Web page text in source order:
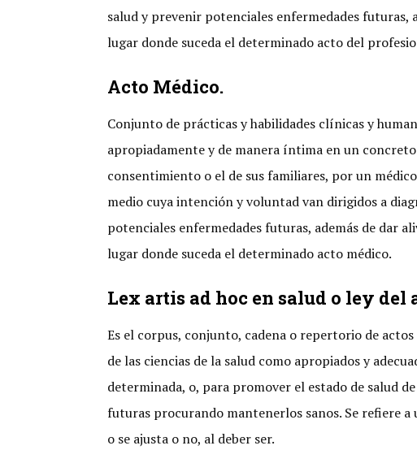
salud y prevenir potenciales enfermedades
lugar donde suceda el determinado acto del
Acto Médico.
Conjunto de prácticas y habilidades clínicas y
apropiadamente y de manera íntima en un
consentimiento o el de sus familiares, por un
medio cuya intención y voluntad van dirigidos a
potenciales enfermedades futuras, además de dar
lugar donde suceda el determinado acto médico.
Lex artis ad hoc en salud o ley del
Es el corpus, conjunto, cadena o repertorio de
de las ciencias de la salud como apropiados y
determinada, o, para promover el estado de salud
futuras procurando mantenerlos sanos. Se refiere
o se ajusta o no, al deber ser.